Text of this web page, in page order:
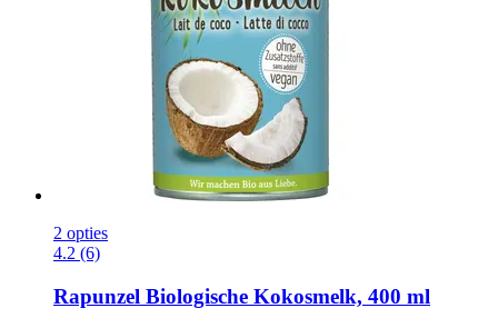
2 opties
4.2 (6)
Rapunzel Biologische Kokosmelk, 400 ml